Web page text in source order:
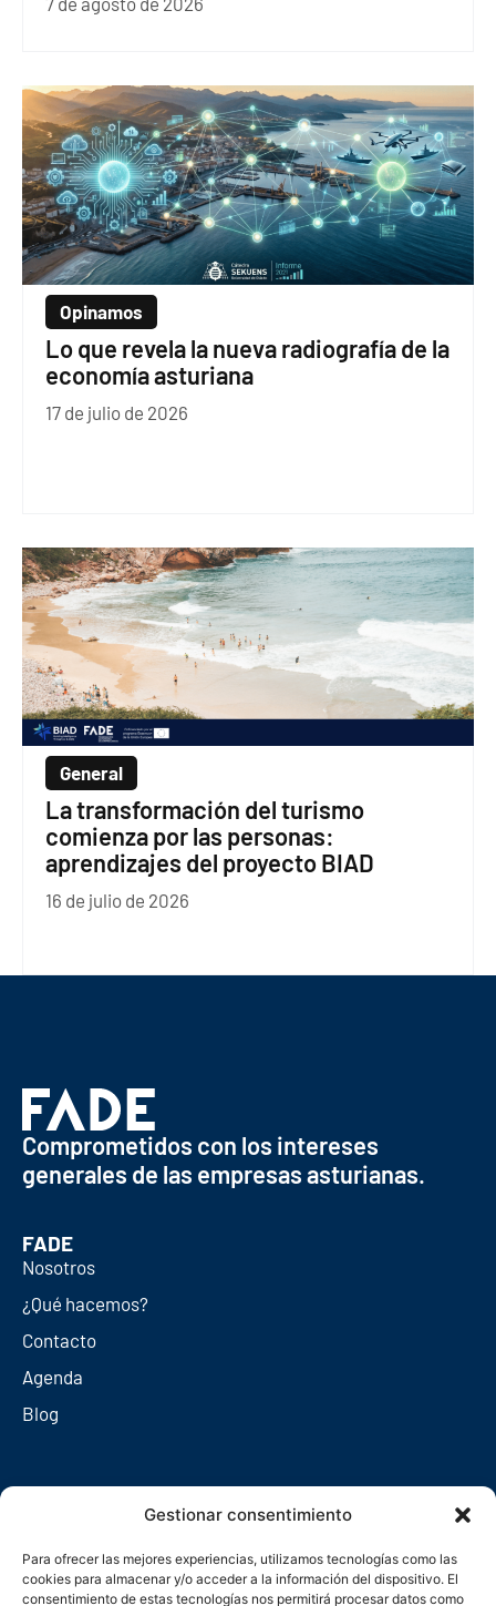
Gestionar consentimiento
Para ofrecer las mejores experiencias, utilizamos tecnologías como las
cookies para almacenar y/o acceder a la información del dispositivo. El
consentimiento de estas tecnologías nos permitirá procesar datos como
Opinamos
Lo que revela la nueva radiografía de la
economía asturiana
17 de julio de 2026
General
La transformación del turismo
comienza por las personas:
aprendizajes del proyecto BIAD
16 de julio de 2026
Comprometidos con los intereses
generales de las empresas asturianas.
FADE
Nosotros
¿Qué hacemos?
Contacto
Agenda
Blog
Redes sociales